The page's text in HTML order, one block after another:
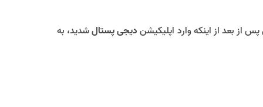
از بعد از اینکه وارد اپلیکیشندیجی پستالشدید، به